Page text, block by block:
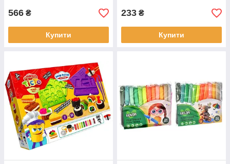
566 ₴
Купити
233 ₴
Купити